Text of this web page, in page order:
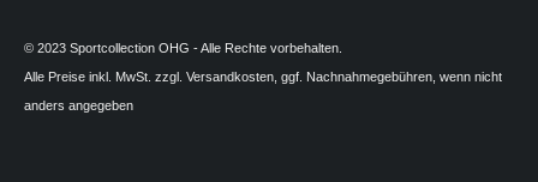
© 2023 Sportcollection OHG - Alle Rechte vorbehalten.
Alle Preise inkl. MwSt. zzgl. Versandkosten, ggf. Nachnahmegebühren, wenn nicht
anders angegeben